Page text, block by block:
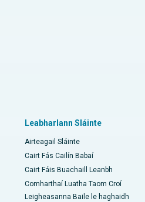
Leabharlann Sláinte
Airteagail Sláinte
Cairt Fás Cailín Babaí
Cairt Fáis Buachaill Leanbh
Comharthaí Luatha Taom Croí
Leigheasanna Baile le haghaidh